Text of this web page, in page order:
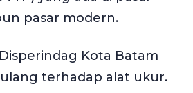
pasar modern.
Kota Batam
terhadap alat ukur.